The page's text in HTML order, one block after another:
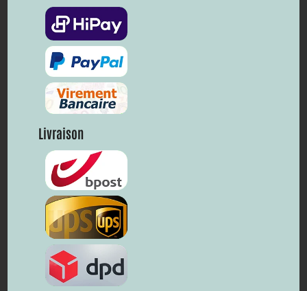
Livraison